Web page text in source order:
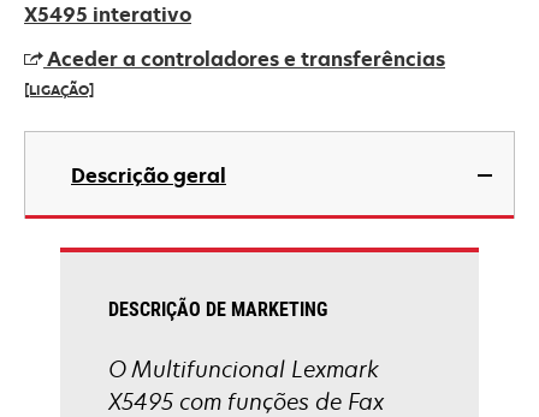
X5495 interativo
Aceder a controladores e transferências
[LIGAÇÃO]
opens
new
Descrição geral
DESCRIÇÃO DE MARKETING
O Multifuncional Lexmark
X5495 com funções de Fax